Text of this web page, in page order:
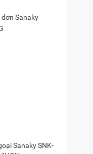
Sanaky